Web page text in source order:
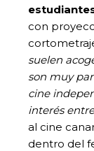
con
suelen
son muy
cine
interés
al cine
dentro del